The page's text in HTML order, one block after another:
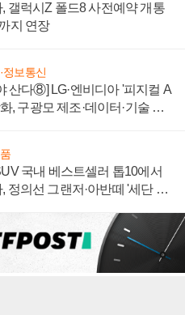
갤럭시Z 폴드8 사전예약 개통
지 연장
정보통신
산다⑧] LG·엔비디아 '피지컬 A
, 구광모 제조·데이터·기술 결
국내 베스트셀러 톱10에서
정의선 그랜저·아반떼 '세단 쌍